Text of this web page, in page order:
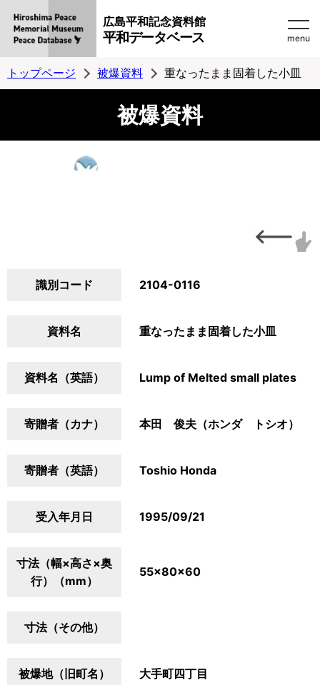
広島平和記念資料館
平和データベース menu
トップページ 被爆資料 重なったまま固着した小皿
被爆資料
識別コード 2104-0116
資料名 重なったまま固着した小皿
資料名（英語） Lump of Melted small plates
寄贈者（カナ） 本田 俊夫（ホンダ トシオ）
寄贈者（英語） Toshio Honda
受入年月日 1995/09/21
寸法（幅×高さ×奥
行）（mm）
55×80×60
寸法（その他）
被爆地（旧町名） 大手町四丁目